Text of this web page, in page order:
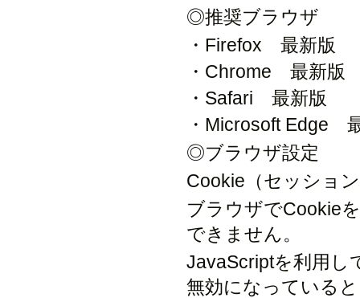
◎推奨ブラウザ
・Firefox 最新版
・Chrome 最新版
・Safari 最新版
・Microsoft Edge
◎ブラウザ設定
Cookie（セッショ
ブラウザでCookie
できません。
JavaScriptを利用し
無効になっている